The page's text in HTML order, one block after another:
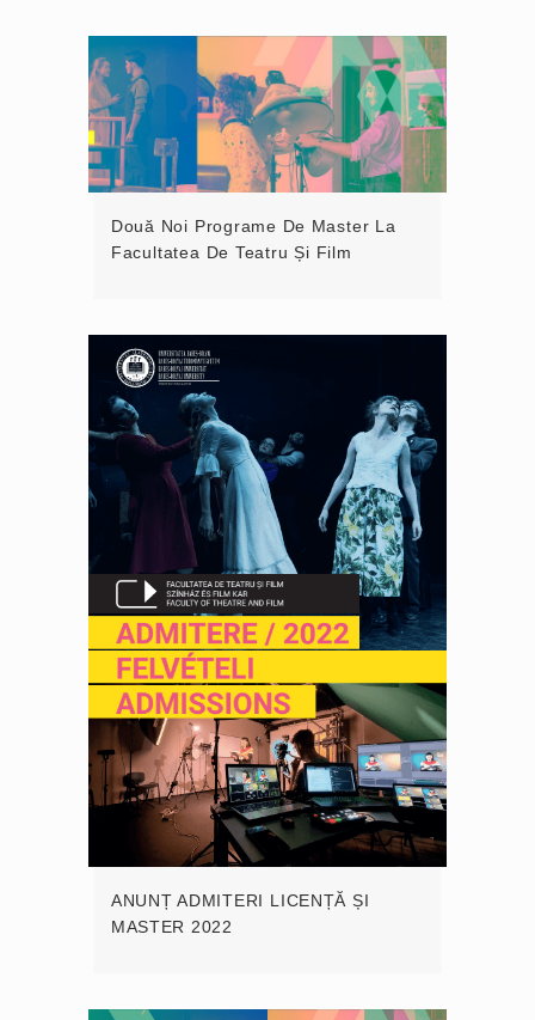
Două Noi Programe De Master La
Facultatea De Teatru Și Film
ANUNȚ ADMITERI LICENȚĂ ȘI
MASTER 2022